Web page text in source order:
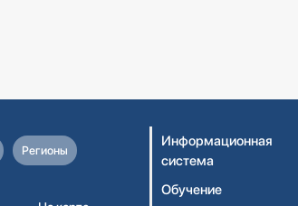
Регионы
Информационная
система
Обучение